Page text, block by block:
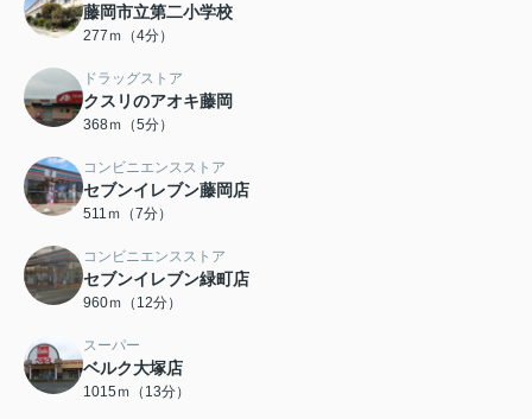
藤岡市立第二小学校
277ｍ（4分）
ドラッグストア
クスリのアオキ藤岡
368ｍ（5分）
コンビニエンスストア
セブンイレブン藤岡店
511ｍ（7分）
コンビニエンスストア
セブンイレブン緑町店
960ｍ（12分）
スーパー
ベルク大塚店
1015ｍ（13分）